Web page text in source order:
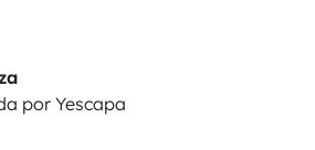
por Yescapa